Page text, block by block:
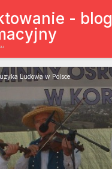
- blog
Ludowa w Polsce